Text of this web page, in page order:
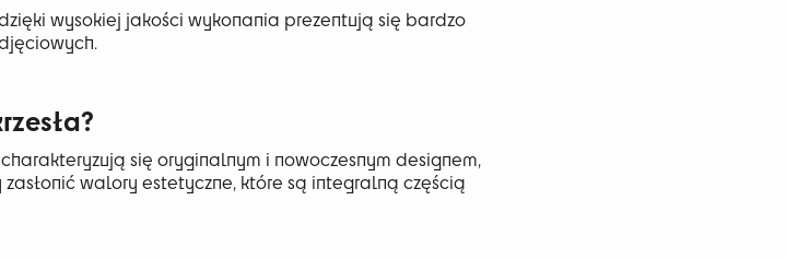
wysokiej jakości wykonania prezentują się bardzo
się oryginalnym i nowoczesnym designem,
walory estetyczne, które są integralną częścią